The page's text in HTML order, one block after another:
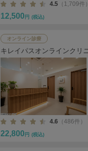
4.5 （1,709件）
12,500 円 (税込)
オンライン診療
キレイパスオンラインクリ
4.6 （486件）
22,800 円 (税込)